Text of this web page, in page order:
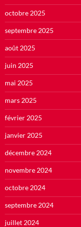
octobre 2025
septembre 2025
août 2025
juin 2025
mai 2025
mars 2025
février 2025
janvier 2025
décembre 2024
novembre 2024
octobre 2024
septembre 2024
juillet 2024